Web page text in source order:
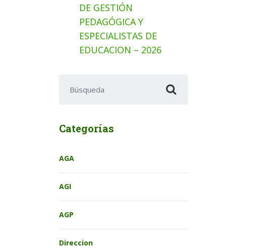
DE GESTIÓN
PEDAGÓGICA Y
ESPECIALISTAS DE
EDUCACION – 2026
Categorías
AGA
AGI
AGP
Direccion